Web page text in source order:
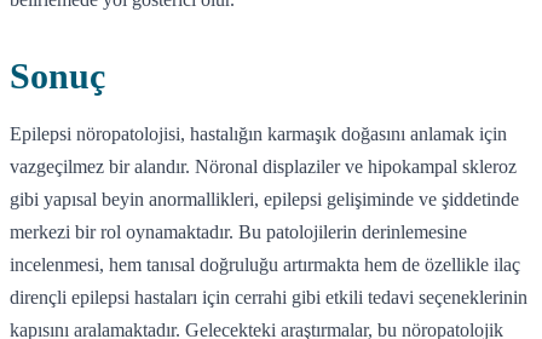
Sonuç
Epilepsi nöropatolojisi, hastalığın karmaşık doğasını anlamak için
vazgeçilmez bir alandır. Nöronal displaziler ve hipokampal skleroz
gibi yapısal beyin anormallikleri, epilepsi gelişiminde ve şiddetinde
merkezi bir rol oynamaktadır. Bu patolojilerin derinlemesine
incelenmesi, hem tanısal doğruluğu artırmakta hem de özellikle ilaç
dirençli epilepsi hastaları için cerrahi gibi etkili tedavi seçeneklerinin
kapısını aralamaktadır. Gelecekteki araştırmalar, bu nöropatolojik